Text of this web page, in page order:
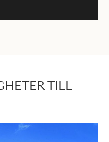
TILL